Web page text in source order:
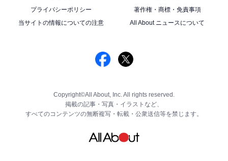
プライバシーポリシー
著作権・商標・免責事項
当サイトの情報についての注意
All About ニュースについて
Copyright©All About, Inc. All rights reserved.
掲載の記事・写真・イラストなど、
すべてのコンテンツの無断複写・転載・公衆送信等を禁じます。